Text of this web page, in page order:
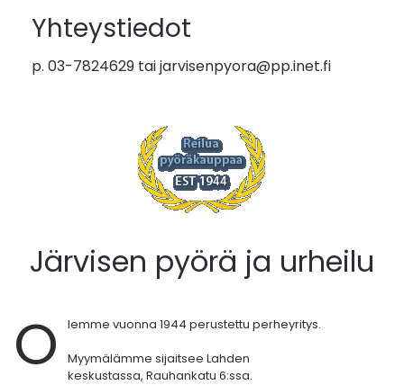
Yhteystiedot
p. 03-7824629 taijarvisenpyora@pp.inet.fi
Järvisen pyörä ja urheilu
O
lemme vuonna 1944 perustettu perheyritys.
Myymälämme sijaitsee Lahden
keskustassa, Rauhankatu 6:ssa.